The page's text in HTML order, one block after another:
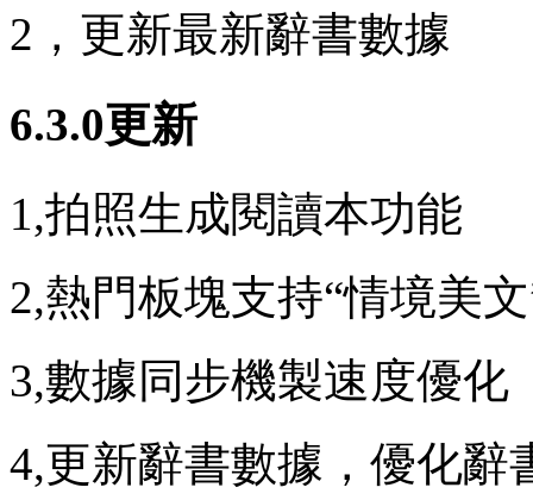
2，更新最新辭書數據
6.3.0更新
1,拍照生成閱讀本功能
2,熱門板塊支持“情境美
3,數據同步機製速度優化
4,更新辭書數據，優化辭